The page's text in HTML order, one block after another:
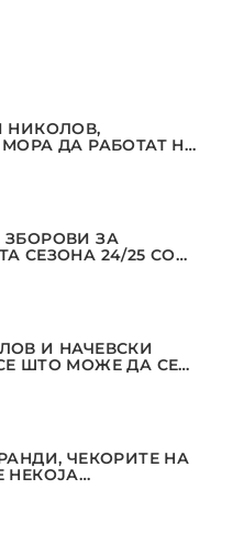
НИКОЛОВ,
ДА РАБОТАТ НА
ЗА
СЕЗОНА 24/25 СО
И НАЧЕВСКИ
ШТО МОЖЕ ДА СЕ
ЧЕКОРИТЕ НА
НЕКОЈА